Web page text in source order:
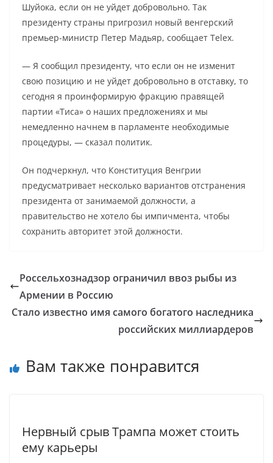
Шуйока, если он не уйдет добровольно. Так
президенту страны пригрозил новый венгерский
премьер-министр Петер Мадьяр, сообщает Telex.
— Я сообщил президенту, что если он не изменит
свою позицию и не уйдет добровольно в отставку, то
сегодня я проинформирую фракцию правящей
партии «Тиса» о наших предложениях и мы
немедленно начнем в парламенте необходимые
процедуры, — сказал политик.
Он подчеркнул, что Конституция Венгрии
предусматривает несколько вариантов отстранения
президента от занимаемой должности, а
правительство не хотело бы импичмента, чтобы
сохранить авторитет этой должности.
Россельхознадзор ограничил ввоз рыбы из
Армении в Россию
Стало известно имя самого богатого наследника
российских миллиардеров
Вам также понравится
Нервный срыв Трампа может стоить
ему карьеры